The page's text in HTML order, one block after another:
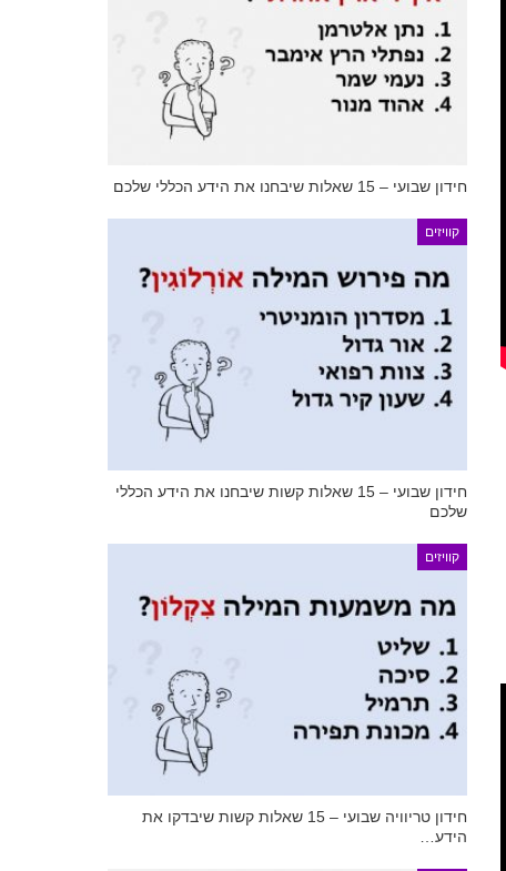
חידון שבועי – 15 שאלות שיבחנו את הידע הכללי שלכם
קוויזים
חידון שבועי – 15 שאלות קשות שיבחנו את הידע הכללי
שלכם
קוויזים
חידון טריוויה שבועי – 15 שאלות קשות שיבדקו את
הידע…